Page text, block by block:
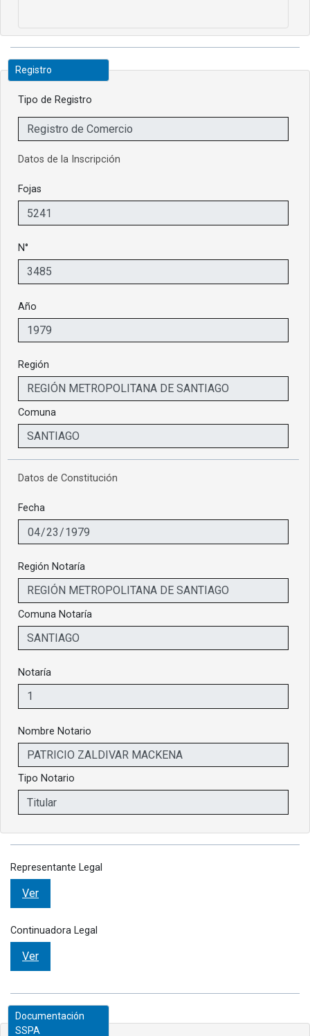
Registro
Tipo de Registro
Datos de la Inscripción
Fojas
N°
Año
Región
Comuna
Datos de Constitución
Fecha
Región Notaría
Comuna Notaría
Notaría
Nombre Notario
Tipo Notario
Representante Legal
Ver
Continuadora Legal
Ver
Documentación
SSPA